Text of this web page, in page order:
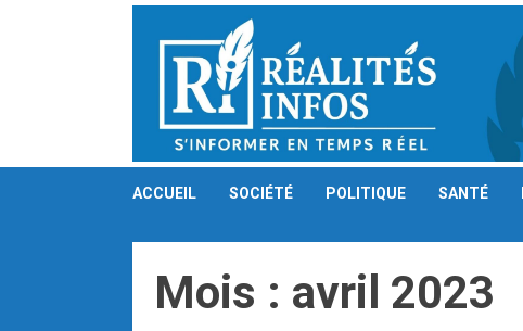
ACCUEIL SOCIÉTÉ POLITIQUE SANTÉ
Mois : avril 2023